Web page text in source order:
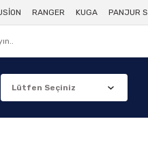
RANGER KUGA PANJUR